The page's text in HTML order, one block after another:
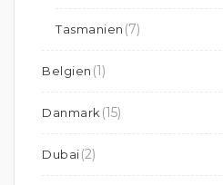
Tasmanien (7)
Belgien (1)
Danmark (15)
Dubai(2)